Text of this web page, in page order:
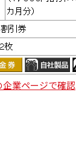
業ページで確認